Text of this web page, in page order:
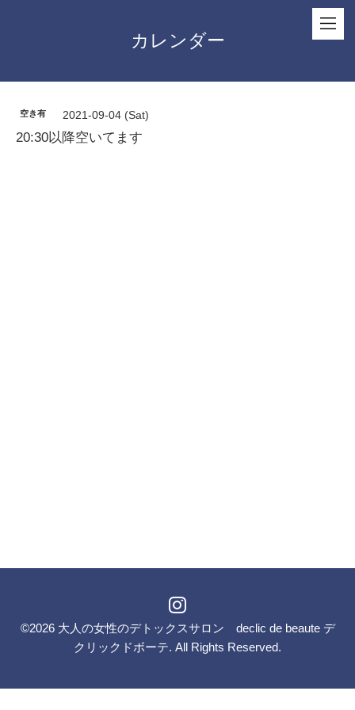
カレンダー
空き有 2021-09-04 (Sat)
20:30以降空いてます
©2026 大人の女性のデトックスサロン declic de beaute デ
クリックドボーテ. All Rights Reserved.